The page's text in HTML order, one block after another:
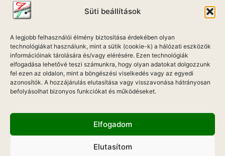
Süti beállítások
A legjobb felhasználói élmény biztosítása érdekében olyan
technológiákat használunk, mint a sütik (cookie-k) a hálózati eszközök
információinak tárolására és/vagy elérésére. Ezen technológiák
elfogadása lehetővé teszi számunkra, hogy olyan adatokat dolgozzunk
fel ezen az oldalon, mint a böngészési viselkedés vagy az egyedi
azonosítók. A hozzájárulás elutasítása vagy visszavonása hátrányosan
befolyásolhat bizonyos funkciókat és működéseket.
Elfogadom
Elutasítom
IMPRESSZUM
ETIKAI KÓDEX
MÉDIA AJÁNLAT
ADATKEZELÉSI NYILATKOZAT
Hadd Szóljon!